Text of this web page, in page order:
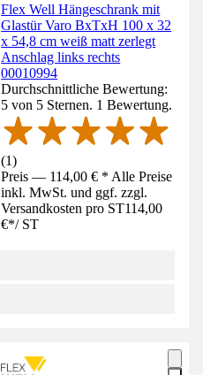
Flex Well Hängeschrank mit
Glastür Varo BxTxH 100 x 32
x 54,8 cm weiß matt zerlegt
Anschlag links rechts
00010994
Durchschnittliche Bewertung:
5 von 5 Sternen. 1 Bewertung.
(1)
Preis — 114,00 € * Alle Preise
inkl. MwSt. und ggf. zzgl.
Versandkosten pro ST114,00
€*/ ST